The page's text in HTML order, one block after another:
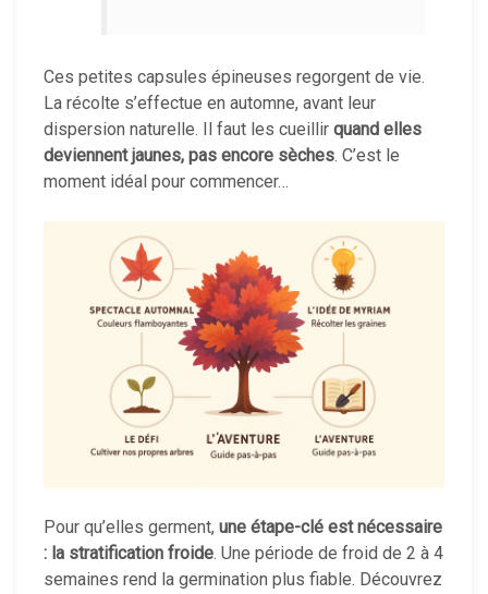
Ces petites capsules épineuses regorgent de vie.
La récolte s’effectue en automne, avant leur
dispersion naturelle. Il faut les cueillir quand elles
deviennent jaunes, pas encore sèches. C’est le
moment idéal pour commencer…
Pour qu’elles germent, une étape-clé est nécessaire
: la stratification froide. Une période de froid de 2 à 4
semaines rend la germination plus fiable. Découvrez